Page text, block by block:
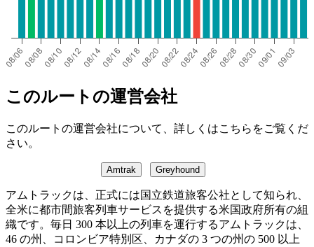
このルートの運営会社
このルートの運営会社について、詳しくはこちらをご覧くだ
さい。
Amtrak Greyhound
アムトラックは、正式には国立鉄道旅客公社として知られ、
全米に都市間旅客列車サービスを提供する米国政府所有の組
織です。毎日 300 本以上の列車を運行するアムトラックは、
46 の州、コロンビア特別区、カナダの 3 つの州の 500 以上